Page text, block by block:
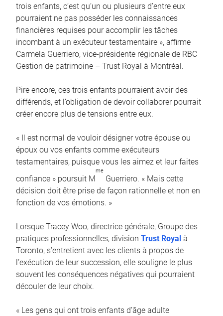
trois enfants, c’est qu’un ou plusieurs d’entre eux
pourraient ne pas posséder les connaissances
financières requises pour accomplir les tâches
incombant à un exécuteur testamentaire », affirme
Carmela Guerriero, vice-présidente régionale de RBC
Gestion de patrimoine – Trust Royal à Montréal.
Pire encore, ces trois enfants pourraient avoir des
différends, et l’obligation de devoir collaborer pourrait
créer encore plus de tensions entre eux.
« Il est normal de vouloir désigner votre épouse ou
époux ou vos enfants comme exécuteurs
testamentaires, puisque vous les aimez et leur faites
confiance » poursuit M
me
Guerriero. « Mais cette
décision doit être prise de façon rationnelle et non en
fonction de vos émotions. »
Lorsque Tracey Woo, directrice générale, Groupe des
pratiques professionnelles, division Trust Royal à
Toronto, s’entretient avec les clients à propos de
l’exécution de leur succession, elle souligne le plus
souvent les conséquences négatives qui pourraient
découler de leur choix.
« Les gens qui ont trois enfants d’âge adulte